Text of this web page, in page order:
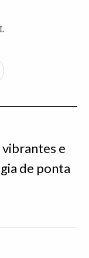
e
de ponta